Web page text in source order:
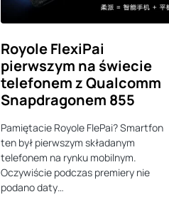
Royole FlexiPai
pierwszym na świecie
telefonem z Qualcomm
Snapdragonem 855
Pamiętacie Royole FlePai? Smartfon
ten był pierwszym składanym
telefonem na rynku mobilnym.
Oczywiście podczas premiery nie
podano daty…